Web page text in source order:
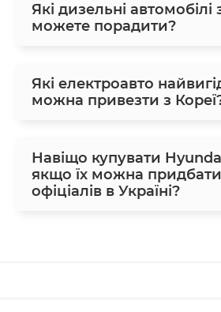
Які дизельні автомобілі
можете порадити?
Які електроавто
можна привезти з
Навіщо купувати
якщо їх можна
офіціалів в Україні?